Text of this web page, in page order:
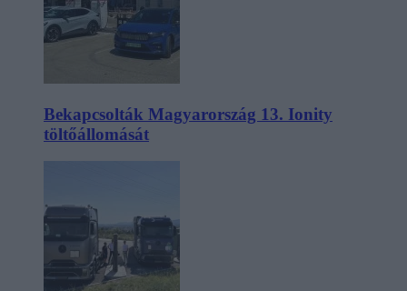
Bekapcsolták Magyarország 13. Ionity
töltőállomását